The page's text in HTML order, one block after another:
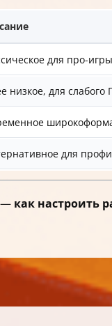
для про-игры
низкое, для слабого
для профи
— как настроить